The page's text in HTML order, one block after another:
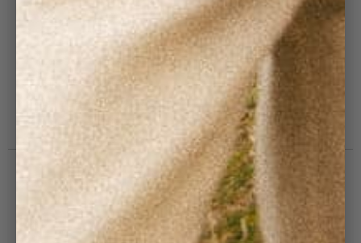
CGV
Modes de livraison
Echanges & retours
Politique de remboursement
Guide d'entretien
SUIVEZ-NOUS